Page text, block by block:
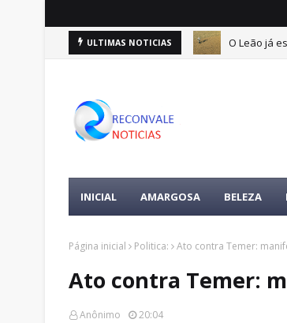
ULTIMAS NOTICIAS O Leão já
INICIAL AMARGOSA BELEZA
Página inicial Politica: Ato contra Temer:
Ato contra Temer:
Anônimo 20:04